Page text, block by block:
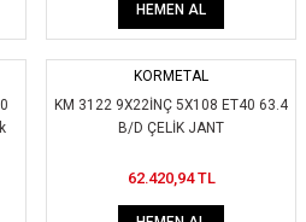
HEMEN AL
KORMETAL
KM 3122 9X22İNÇ 5X108 ET40 63.4
B/D ÇELİK JANT
62.420,94 TL